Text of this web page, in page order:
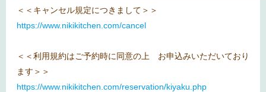
＜＜キャンセル規定につきまして＞＞
https://www.nikikitchen.com/cancel
＜＜利用規約はご予約時に同意の上 お申込みいただいており
ます＞＞
https://www.nikikitchen.com/reservation/kiyaku.php